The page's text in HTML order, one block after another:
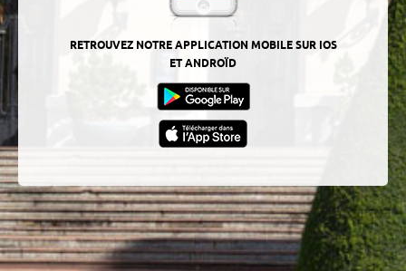
RETROUVEZ NOTRE APPLICATION MOBILE SUR IOS
ET ANDROÏD